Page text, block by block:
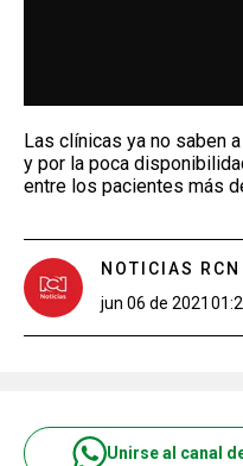
Las clínicas ya no saben
y por la poca
entre los pacientes más
NOTICIAS RCN
jun 06 de 2021
Unirse al canal